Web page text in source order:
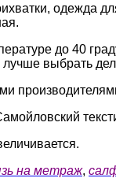
одежда
до 40
выбрать
на метраж,